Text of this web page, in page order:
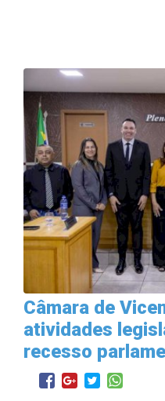
Câmara de
atividades
recesso